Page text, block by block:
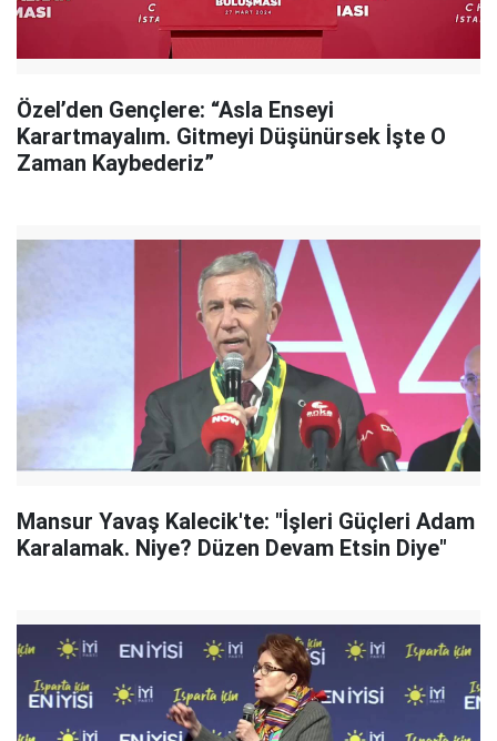
Özel’den Gençlere: “Asla Enseyi
Karartmayalım. Gitmeyi Düşünürsek İşte O
Zaman Kaybederiz”
Mansur Yavaş Kalecik'te: "İşleri Güçleri Adam
Karalamak. Niye? Düzen Devam Etsin Diye"